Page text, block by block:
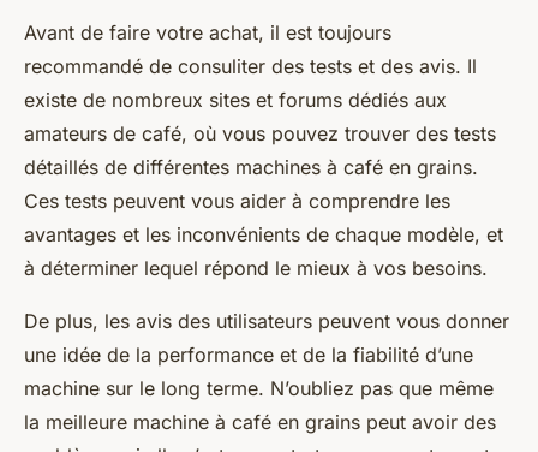
Avant de faire votre achat, il est toujours
recommandé de consuliter des tests et des avis. Il
existe de nombreux sites et forums dédiés aux
amateurs de café, où vous pouvez trouver des tests
détaillés de différentes machines à café en grains.
Ces tests peuvent vous aider à comprendre les
avantages et les inconvénients de chaque modèle, et
à déterminer lequel répond le mieux à vos besoins.
De plus, les avis des utilisateurs peuvent vous donner
une idée de la performance et de la fiabilité d’une
machine sur le long terme. N’oubliez pas que même
la meilleure machine à café en grains peut avoir des